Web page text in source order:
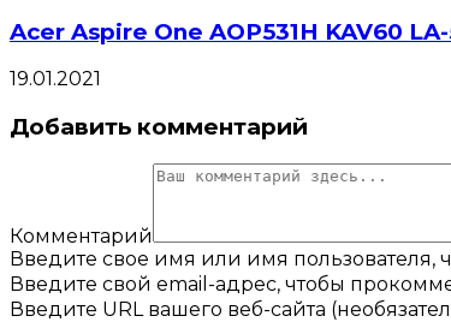
Acer Aspire One AOP531H KAV60
19.01.2021
Добавить комментарий
Комментарий
Введите свое имя или имя пользователя,
Введите свой email-адрес, чтобы
Введите URL вашего веб-сайта